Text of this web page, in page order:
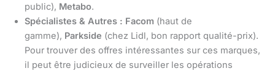
public), Metabo.
Spécialistes & Autres : Facom (haut de
gamme), Parkside (chez Lidl, bon rapport qualité-prix).
Pour trouver des offres intéressantes sur ces marques,
il peut être judicieux de surveiller les opérations